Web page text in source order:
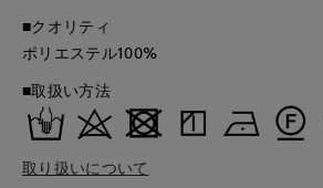
■クオリティ
ポリエステル100%
■取扱い方法
取り扱いについて